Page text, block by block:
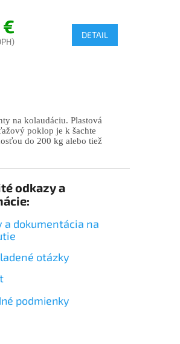
DETAIL
na kolaudáciu. Plastová
poklop je k šachte
do 200 kg alebo tiež
odkazy a
a dokumentácia na
otázky
podmienky